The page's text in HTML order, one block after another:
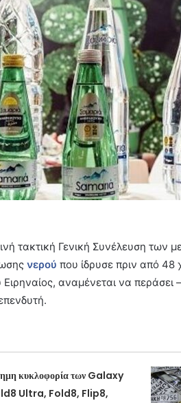
τακτική Γενική Συνέλευση των
νερού που ίδρυσε πριν από 48
Ειρηναίος, αναμένεται να
κυκλοφορία των Galaxy
Ultra, Fold8, Flip8,